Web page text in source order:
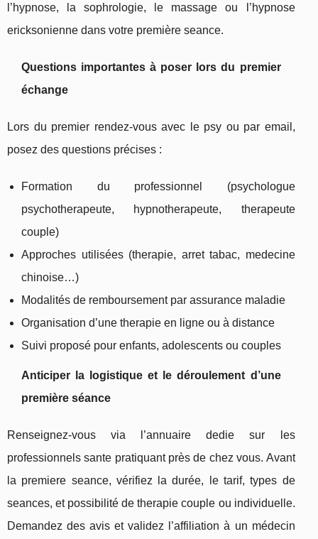
l’hypnose, la sophrologie, le massage ou l’hypnose
ericksonienne dans votre première seance.
Questions importantes à poser lors du premier
échange
Lors du premier rendez-vous avec le psy ou par email,
posez des questions précises :
Formation du professionnel (psychologue
psychotherapeute, hypnotherapeute, therapeute
couple)
Approches utilisées (therapie, arret tabac, medecine
chinoise…)
Modalités de remboursement par assurance maladie
Organisation d’une therapie en ligne ou à distance
Suivi proposé pour enfants, adolescents ou couples
Anticiper la logistique et le déroulement d’une
première séance
Renseignez-vous via l’annuaire dedie sur les
professionnels sante pratiquant près de chez vous. Avant
la premiere seance, vérifiez la durée, le tarif, types de
seances, et possibilité de therapie couple ou individuelle.
Demandez des avis et validez l’affiliation à un médecin